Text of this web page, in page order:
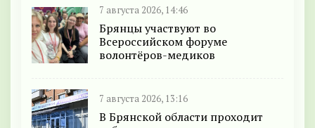
7 августа 2026, 14:46
Брянцы участвуют во
Всероссийском форуме
волонтёров-медиков
7 августа 2026, 13:16
В Брянской области проходит